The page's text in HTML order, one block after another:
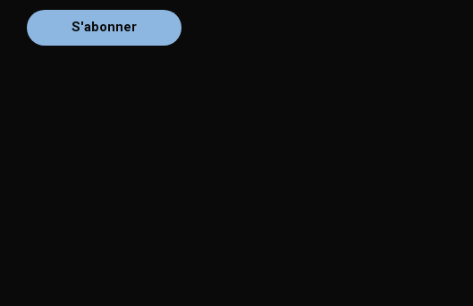
S'abonner